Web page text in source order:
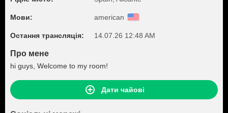
Мови: american
Остання трансляція: 14.07.26 12:48 AM
Про мене
hi guys, Welcome to my room!
Дати чайові